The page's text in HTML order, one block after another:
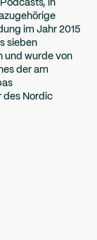
in
im Jahr 2015
sieben
und wurde von
der am
des Nordic